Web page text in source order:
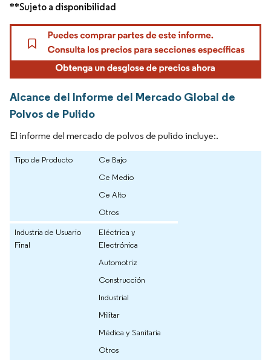
**Sujeto a disponibilidad
Alcance del Informe del Mercado Global de
Polvos de Pulido
El informe del mercado de polvos de pulido incluye:.
Tipo de Producto
Ce Bajo
Ce Medio
Ce Alto
Otros
Industria de Usuario
Final
Eléctrica y
Electrónica
Automotriz
Construcción
Industrial
Militar
Médica y Sanitaria
Otros